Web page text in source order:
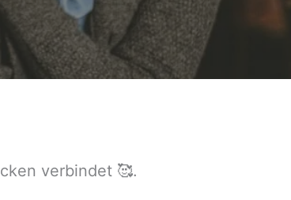
verbindet 🥰.